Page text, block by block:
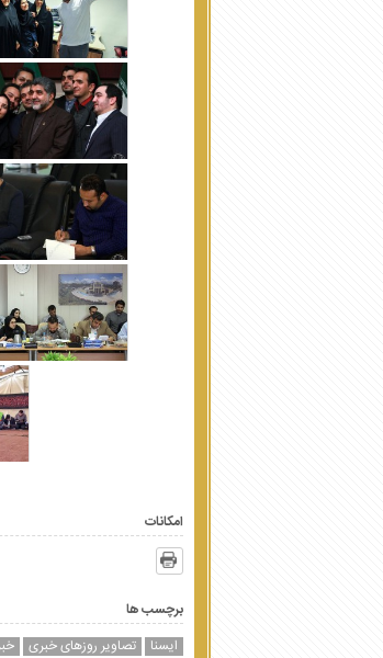
امکانات
برچسب ها
ایسنا
تصاویر روزهای خبری